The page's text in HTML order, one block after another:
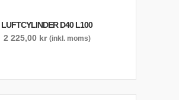
LUFTCYLINDER D40 L100
2 225,00 kr (inkl. moms)